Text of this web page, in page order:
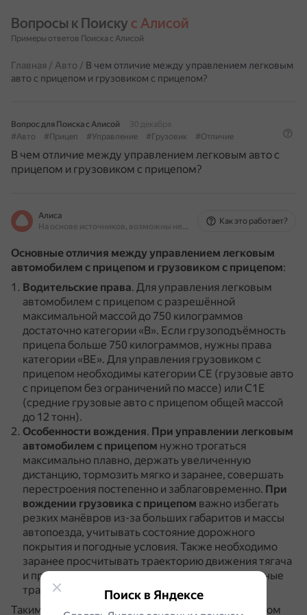
Вопросы к Поиску с Алисой
Примеры ответов Поиска с Алисой
Главная / Авто / В чем отличие между управлением легковым
авто с прицепом и грузовиком с прицепом?
Вопрос для Поиска с Алисой
30 декабря
#Авто
#Прицеп #Управление #Грузовик #Отличие
В чем отличие между управлением легковым авто с
прицепом и грузовиком с прицепом?
Алиса
На основе источников, возможны неточности
Как это работает?
Основные отличия между управлением легковым
автомобилем с прицепом и грузовиком с прицепом:
Водительские права. Для управления легковым
автомобилем с прицепом с разрешённой
максимальной массой до 750 килограммов
достаточно категории «B». Если грузоподъёмность
прицепа больше 750 килограммов, нужны права
категории «BE». Для управления грузовиком с
прицепом необходимы категории СЕ (грузовые авто
с прицепом без ограничений по массе) или С1Е
(средние грузовые авто с прицепом общей массой
до 12 тонн).
Особенности вождения. При управлении легковым
автомобилем с прицепом нужно трогаться
максимально плавно, держать увеличенную
дистанцию, тормозить мягко и заранее, совершать
перестроения постепенно и заблаговременно. При
вождении грузовика с прицепом важно избегать
резких манёвров из-за больших габаритов и массы
автопоезда, учитывать состояние дорожного
покрытия и погодные условия. Также необходимо
заранее просчитывать траекторию движения тягача
и прицепа при маневрах, так как они имеют разные
траектории.
Таким образом, управление грузовиком с прицепом
Поиск в Яндексе